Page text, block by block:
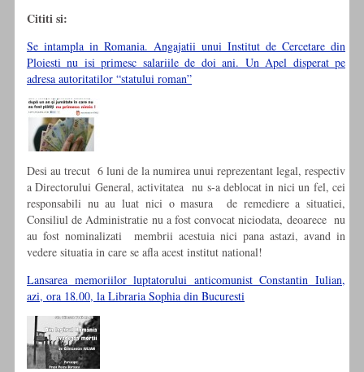
Cititi si:
Se intampla in Romania. Angajatii unui Institut de Cercetare din
Ploiesti nu isi primesc salariile de doi ani. Un Apel disperat pe
adresa autoritatilor “statului roman”
Desi au trecut 6 luni de la numirea unui reprezentant legal, respectiv
a Directorului General, activitatea nu s-a deblocat in nici un fel, cei
responsabili nu au luat nici o masura de remediere a situatiei,
Consiliul de Administratie nu a fost convocat niciodata, deoarece nu
au fost nominalizati membrii acestuia nici pana astazi, avand in
vedere situatia in care se afla acest institut national!
Lansarea memoriilor luptatorului anticomunist Constantin Iulian,
azi, ora 18.00, la Libraria Sophia din Bucuresti